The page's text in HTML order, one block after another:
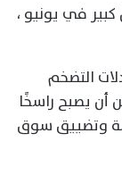
في يونيو ،
التضخم
أن يصبح راسخًا
وتضييق سوق